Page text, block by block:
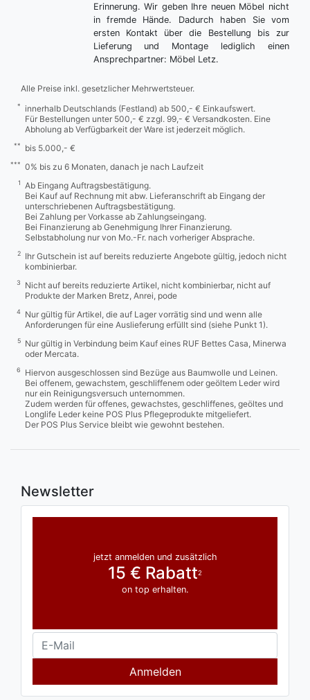
Erinnerung. Wir geben Ihre neuen Möbel nicht
in fremde Hände. Dadurch haben Sie vom
ersten Kontakt über die Bestellung bis zur
Lieferung und Montage lediglich einen
Ansprechpartner: Möbel Letz.
Alle Preise inkl. gesetzlicher Mehrwertsteuer.
*
innerhalb Deutschlands (Festland) ab 500,- € Einkaufswert.
Für Bestellungen unter 500,- € zzgl. 99,- € Versandkosten. Eine
Abholung ab Verfügbarkeit der Ware ist jederzeit möglich.
** bis 5.000,- €
*** 0% bis zu 6 Monaten, danach je nach Laufzeit
1
Ab Eingang Auftragsbestätigung.
Bei Kauf auf Rechnung mit abw. Lieferanschrift ab Eingang der
unterschriebenen Auftragsbestätigung.
Bei Zahlung per Vorkasse ab Zahlungseingang.
Bei Finanzierung ab Genehmigung Ihrer Finanzierung.
Selbstabholung nur von Mo.-Fr. nach vorheriger Absprache.
2
Ihr Gutschein ist auf bereits reduzierte Angebote gültig, jedoch nicht
kombinierbar.
3
Nicht auf bereits reduzierte Artikel, nicht kombinierbar, nicht auf
Produkte der Marken Bretz, Anrei, pode
4
Nur gültig für Artikel, die auf Lager vorrätig sind und wenn alle
Anforderungen für eine Auslieferung erfüllt sind (siehe Punkt 1).
5
Nur gültig in Verbindung beim Kauf eines RUF Bettes Casa, Minerwa
oder Mercata.
6
Hiervon ausgeschlossen sind Bezüge aus Baumwolle und Leinen.
Bei offenem, gewachstem, geschliffenem oder geöltem Leder wird
nur ein Reinigungsversuch unternommen.
Zudem werden für offenes, gewachstes, geschliffenes, geöltes und
Longlife Leder keine POS Plus Pflegeprodukte mitgeliefert.
Der POS Plus Service bleibt wie gewohnt bestehen.
Newsletter
jetzt anmelden und zusätzlich
15 € Rabatt2
on top erhalten.
Anmelden